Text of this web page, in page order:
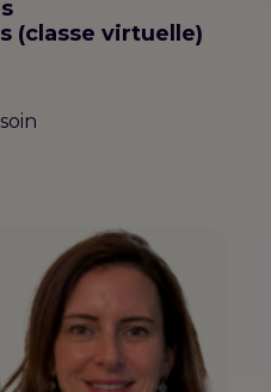
(classe virtuelle)